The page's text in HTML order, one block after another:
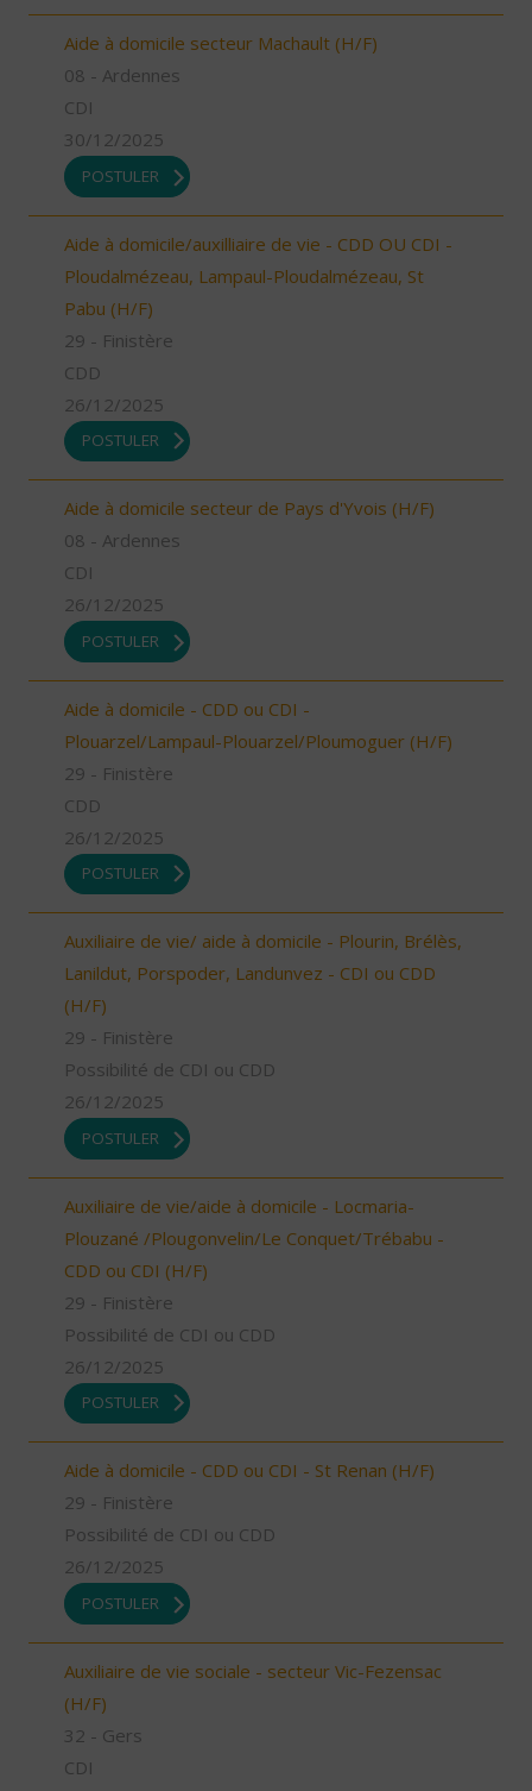
Aide à domicile secteur Machault (H/F)
08 - Ardennes
CDI
30/12/2025
POSTULER
Aide à domicile/auxilliaire de vie - CDD OU CDI -
Ploudalmézeau, Lampaul-Ploudalmézeau, St
Pabu (H/F)
29 - Finistère
CDD
26/12/2025
POSTULER
Aide à domicile secteur de Pays d'Yvois (H/F)
08 - Ardennes
CDI
26/12/2025
POSTULER
Aide à domicile - CDD ou CDI -
Plouarzel/Lampaul-Plouarzel/Ploumoguer (H/F)
29 - Finistère
CDD
26/12/2025
POSTULER
Auxiliaire de vie/ aide à domicile - Plourin, Brélès,
Lanildut, Porspoder, Landunvez - CDI ou CDD
(H/F)
29 - Finistère
Possibilité de CDI ou CDD
26/12/2025
POSTULER
Auxiliaire de vie/aide à domicile - Locmaria-
Plouzané /Plougonvelin/Le Conquet/Trébabu -
CDD ou CDI (H/F)
29 - Finistère
Possibilité de CDI ou CDD
26/12/2025
POSTULER
Aide à domicile - CDD ou CDI - St Renan (H/F)
29 - Finistère
Possibilité de CDI ou CDD
26/12/2025
POSTULER
Auxiliaire de vie sociale - secteur Vic-Fezensac
(H/F)
32 - Gers
CDI